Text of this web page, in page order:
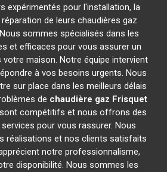
expérimentés pour l'installation, la
de leurs chaudières gaz
sommes spécialisés dans les
et efficaces pour vous assurer un
maison. Notre équipe intervient
à vos besoins urgents. Nous
sur place dans les meilleurs délais
de chaudière gaz Frisquet
compétitifs et nous offrons des
pour vous rassurer. Nous
réalisations et nos clients satisfaits
notre professionnalisme,
disponibilité. Nous sommes les